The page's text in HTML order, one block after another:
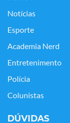
Notícias
Esporte
Academia Nerd
Entretenimento
Polícia
Colunistas
DÚVIDAS